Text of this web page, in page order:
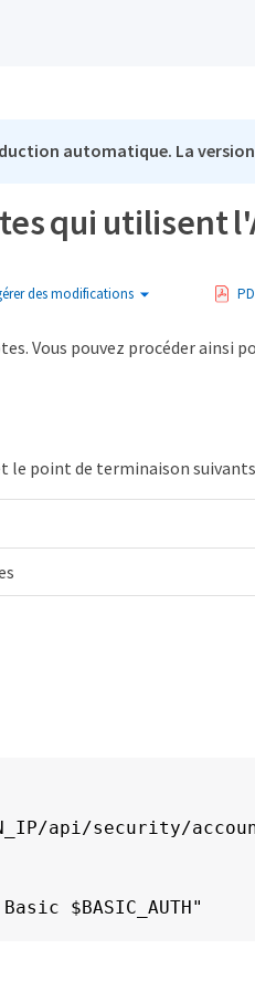
automatique. La
qui utilisent
des modifications
Vous pouvez procéder
le point de terminaison
api/security/
$BASIC_AUTH"